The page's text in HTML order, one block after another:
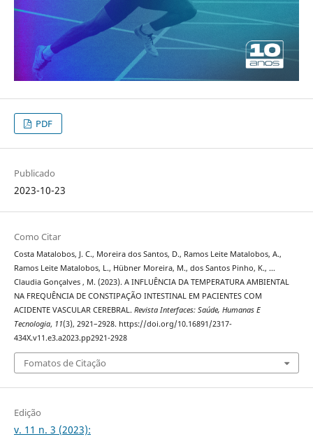
PDF
Publicado
2023-10-23
Como Citar
Costa Matalobos, J. C., Moreira dos Santos, D., Ramos Leite Matalobos, A.,
Ramos Leite Matalobos, L., Hübner Moreira, M., dos Santos Pinho, K., …
Claudia Gonçalves , M. (2023). A INFLUÊNCIA DA TEMPERATURA AMBIENTAL
NA FREQUÊNCIA DE CONSTIPAÇÃO INTESTINAL EM PACIENTES COM
ACIDENTE VASCULAR CEREBRAL. Revista Interfaces: Saúde, Humanas E
Tecnologia, 11(3), 2921–2928. https://doi.org/10.16891/2317-
434X.v11.e3.a2023.pp2921-2928
Fomatos de Citação
Edição
v. 11 n. 3 (2023):